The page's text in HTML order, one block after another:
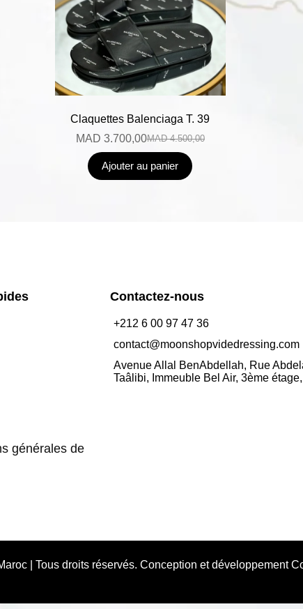
Claquettes Balenciaga T. 39
MAD4.500,00
MAD 3.700,00
Ajouter au panier
générales de
Contactez-nous
+212 6 00 97 47 36
contact@moonshopvidedressing.com
Avenue Allal BenAbdellah, Rue
Taâlibi, Immeuble Bel Air, 3ème
| Tous droits réservés. Conception et développement